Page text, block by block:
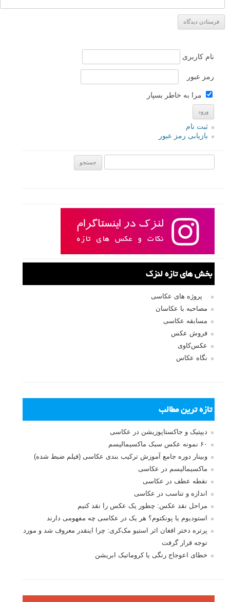
نام کاربری
رمز عبور
مرا به خاطر بسپار
ثبت نام
بازیابی رمز عبور
بخش های تازه لنزک
پروژه های عکاسی
مصاحبه با عکاسان
مسابقه عکاسی
فروش عکس
عکس‌کاوی
نگاه عکاس
تازه ترین مطالب
دیپتیک و جاکستا‌پوزیشن در عکاسی
۶۰ نمونه عکس سبک ماکسیمالیسم
وبینار دوره جامع آموزش ترکیب بندی عکاسی (فیلم ضبط شده)
ماکسیمالیسم در عکاسی
نقطه عطف در عکاسی
اندازه و تناسب در عکاسی
مراحل نقد عکس: چطور یک عکس را نقد کنیم
استودیوم یا پونکتوم؟ هر یک در عکاسی چه مفهومی دارند
پرتره دختر افغان اثر استیو مک‌کری: چرا اینقدر معروف شد و مورد
توجه قرار گرفت
خطای اعوجاج رنگی یا کروماتیک ابریشن